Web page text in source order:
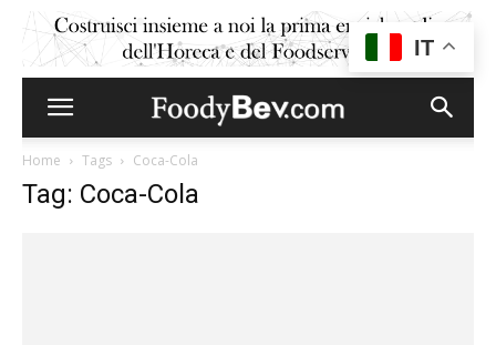
Home Tags Coca-Cola
Tag: Coca-Cola
IT